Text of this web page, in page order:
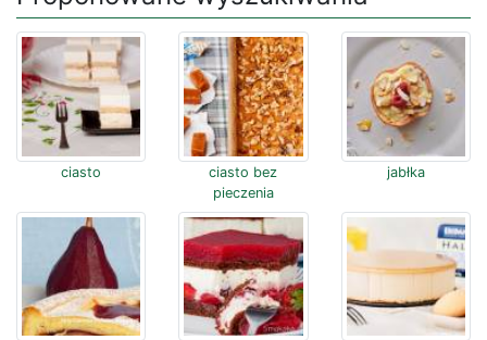
ciasto
ciasto bez
pieczenia
jabłka